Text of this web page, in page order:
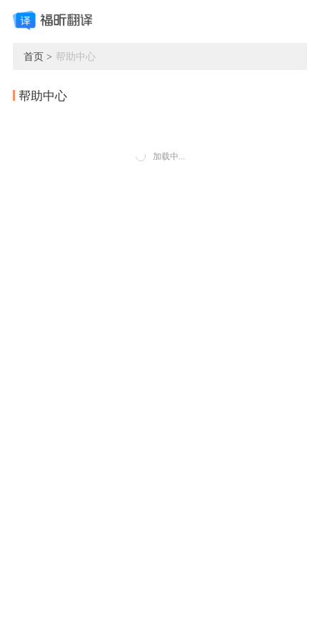
首页 > 帮助中心
帮助中心
加载中...